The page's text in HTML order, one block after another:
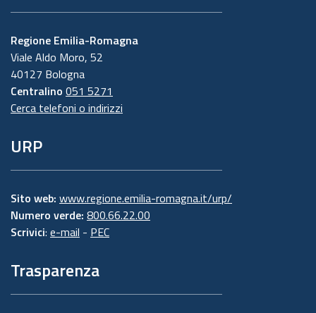
Regione Emilia-Romagna
Viale Aldo Moro, 52
40127 Bologna
Centralino 051 5271
Cerca telefoni o indirizzi
URP
Sito web: www.regione.emilia-romagna.it/urp/
Numero verde: 800.66.22.00
Scrivici: e-mail - PEC
Trasparenza